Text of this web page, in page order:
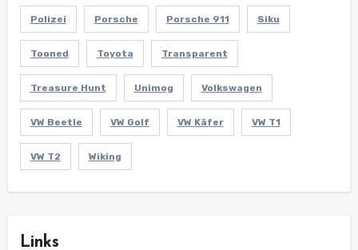
Polizei Porsche Porsche 911 Siku
Tooned Toyota Transparent
Treasure Hunt Unimog Volkswagen
VW Beetle VW Golf VW Käfer VW T1
VW T2 Wiking
Links